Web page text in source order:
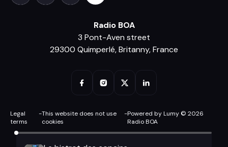
Radio BOA
3 Pont-Aven street
29300 Quimperlé, Britanny, France
Legal
terms
-This website does not use
cookies
-Powered by Lumy © 2026
Radio BOA